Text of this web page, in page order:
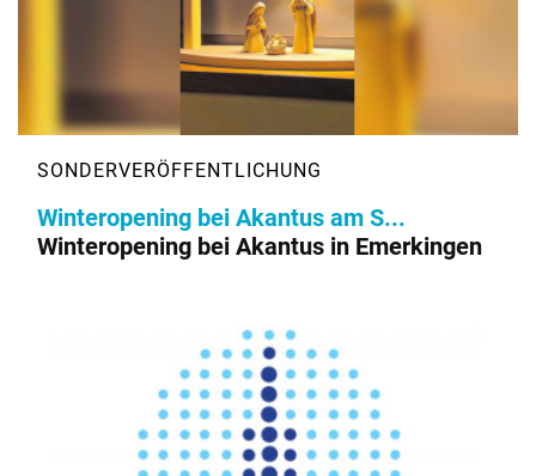
Winteropening bei Akantus am S...
Winteropening bei Akantus in Emerkingen